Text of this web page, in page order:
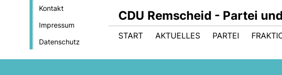
Kontakt
Impressum
Datenschutz
CDU Remscheid - Partei
START AKTUELLES PARTEI